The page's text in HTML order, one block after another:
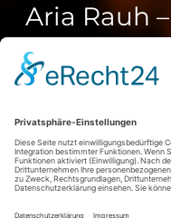
Aria Rauh
Newsletter "